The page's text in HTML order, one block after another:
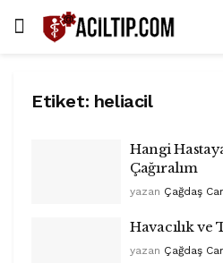
Etiket: heliacil
Hangi
Çağıralım
yazan Çağdaş
Havacılık ve
yazan Çağdaş